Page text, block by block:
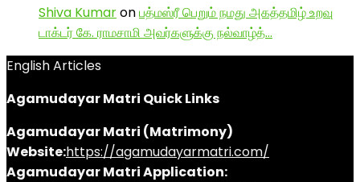
Shiva Kumaronபத்மஸ்ரீ பெறும் நமது அகத்தமிழ் உறவு
டாக்டர் கே. ராமசாமி அவர்களுக்கு நல்வாழ்த்…
English Articles
Agamudayar Matri Quick Links
Agamudayar Matri (Matrimony)
Website:https://agamudayarmatri.com/
Agamudayar Matri Application: